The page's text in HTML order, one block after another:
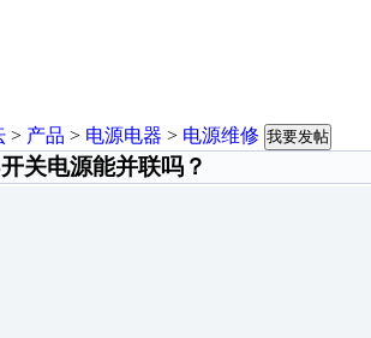
> 产品 > 电源电器 > 电源维修 我要发帖
关电源能并联吗？